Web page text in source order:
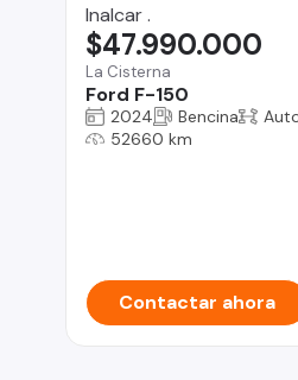
Inalcar .
La Cisterna
Ford F-150
$47.990.000
2024 Bencina
52660 km
Contactar ahora